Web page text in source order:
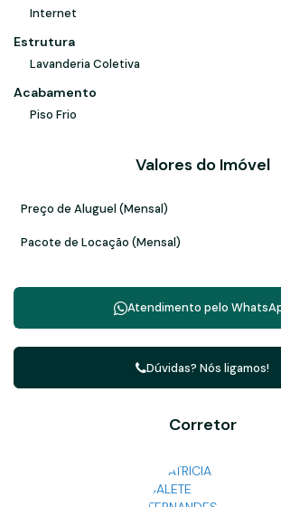
Internet
Estrutura
Lavanderia Coletiva
Acabamento
Piso Frio
Valores do Imóvel
Preço de Aluguel (Mensal)
Pacote de Locação (Mensal)
Atendimento pelo
Dúvidas? Nós ligamos!
Corretor